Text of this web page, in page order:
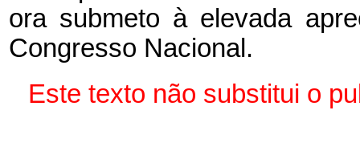
ora submeto à elevada
Congresso Nacional.
Este texto não substitui o